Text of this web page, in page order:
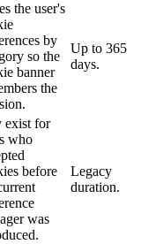
the user's
by
so the
banner
the
Up to 365
days.
exist for
who
before
was
Legacy
duration.